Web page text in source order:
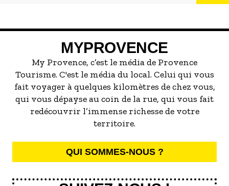
peut d'ailleurs vite être submergé·e par la
servir la meilleure...
MYPROVENCE
My Provence, c’est le média de Provence
Tourisme. C'est le média du local. Celui qui vous
fait voyager à quelques kilomètres de chez vous,
qui vous dépayse au coin de la rue, qui vous fait
redécouvrir l’immense richesse de votre
territoire.
QUI SOMMES-NOUS ?